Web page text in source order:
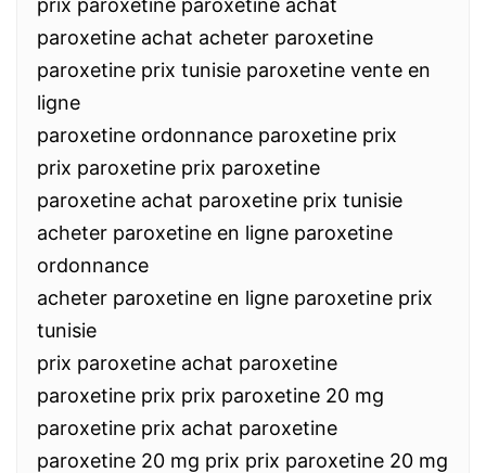
prix paroxetine paroxetine achat
paroxetine achat acheter paroxetine
paroxetine prix tunisie paroxetine vente en
ligne
paroxetine ordonnance paroxetine prix
prix paroxetine prix paroxetine
paroxetine achat paroxetine prix tunisie
acheter paroxetine en ligne paroxetine
ordonnance
acheter paroxetine en ligne paroxetine prix
tunisie
prix paroxetine achat paroxetine
paroxetine prix prix paroxetine 20 mg
paroxetine prix achat paroxetine
paroxetine 20 mg prix prix paroxetine 20 mg